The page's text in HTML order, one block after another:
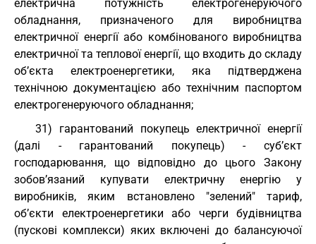
електрична потужність електрогенеруючого
обладнання, призначеного для виробництва
електричної енергії або комбінованого виробництва
електричної та теплової енергії, що входить до складу
об’єкта електроенергетики, яка підтверджена
технічною документацією або технічним паспортом
електрогенеруючого обладнання;
31) гарантований покупець електричної енергії
(далі - гарантований покупець) - суб’єкт
господарювання, що відповідно до цього Закону
зобов’язаний купувати електричну енергію у
виробників, яким встановлено "зелений" тариф,
об’єкти електроенергетики або черги будівництва
(пускові комплекси) яких включені до балансуючої